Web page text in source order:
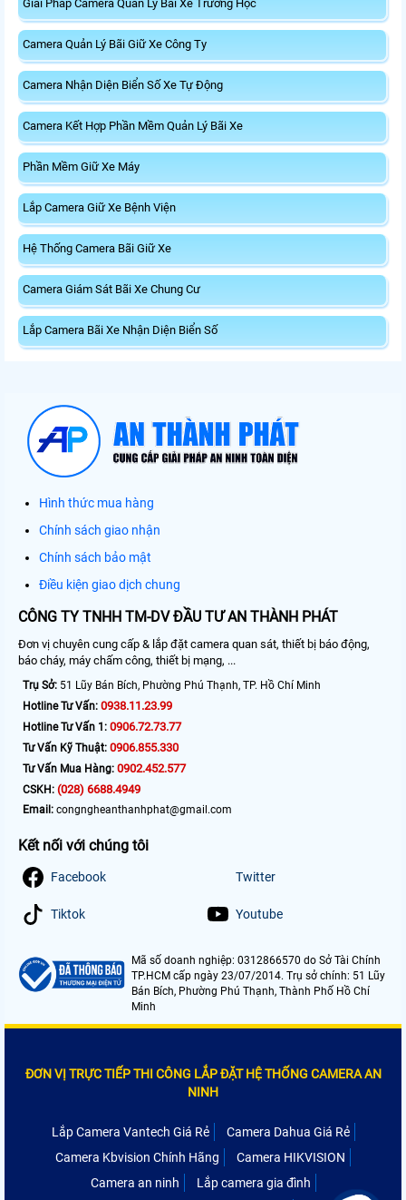
Giải Pháp Camera Quản Lý Bãi Xe Trường Học
Camera Quản Lý Bãi Giữ Xe Công Ty
Camera Nhận Diện Biển Số Xe Tự Động
Camera Kết Hợp Phần Mềm Quản Lý Bãi Xe
Phần Mềm Giữ Xe Máy
Lắp Camera Giữ Xe Bệnh Viện
Hệ Thống Camera Bãi Giữ Xe
Camera Giám Sát Bãi Xe Chung Cư
Lắp Camera Bãi Xe Nhận Diện Biển Số
Hình thức mua hàng
Chính sách giao nhận
Chính sách bảo mật
Điều kiện giao dịch chung
CÔNG TY TNHH TM-DV ĐẦU TƯ AN THÀNH PHÁT
Đơn vị chuyên cung cấp & lắp đặt camera quan sát, thiết bị báo động,
báo cháy, máy chấm công, thiết bị mạng, ...
Trụ Sở: 51 Lũy Bán Bích, Phường Phú Thạnh, TP. Hồ Chí Minh
Hotline Tư Vấn: 0938.11.23.99
Hotline Tư Vấn 1: 0906.72.73.77
Tư Vấn Kỹ Thuật: 0906.855.330
Tư Vấn Mua Hàng: 0902.452.577
CSKH: (028) 6688.4949
Email: congngheanthanhphat@gmail.com
Kết nối với chúng tôi
Facebook Twitter
Tiktok Youtube
Mã số doanh nghiệp: 0312866570 do Sở Tài Chính
TP.HCM cấp ngày 23/07/2014. Trụ sở chính: 51 Lũy
Bán Bích, Phường Phú Thạnh, Thành Phố Hồ Chí
Minh
ĐƠN VỊ TRỰC TIẾP THI CÔNG LẮP ĐẶT HỆ THỐNG CAMERA AN
NINH
Lắp Camera Vantech Giá Rẻ
Camera Dahua Giá Rẻ
Camera Kbvision Chính Hãng
Camera HIKVISION
Camera an ninh
Lắp camera gia đình